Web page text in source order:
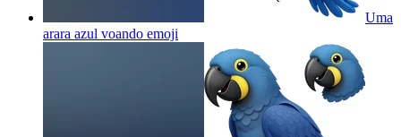
Uma
arara azul voando emoji